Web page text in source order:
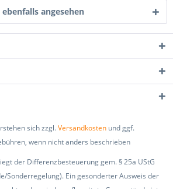
angesehen
sich zzgl.Versandkostenund ggf.
wenn nicht anders beschrieben
der Differenzbesteuerung gem. § 25a UStG
Sonderregelung). Ein gesonderter Ausweis der